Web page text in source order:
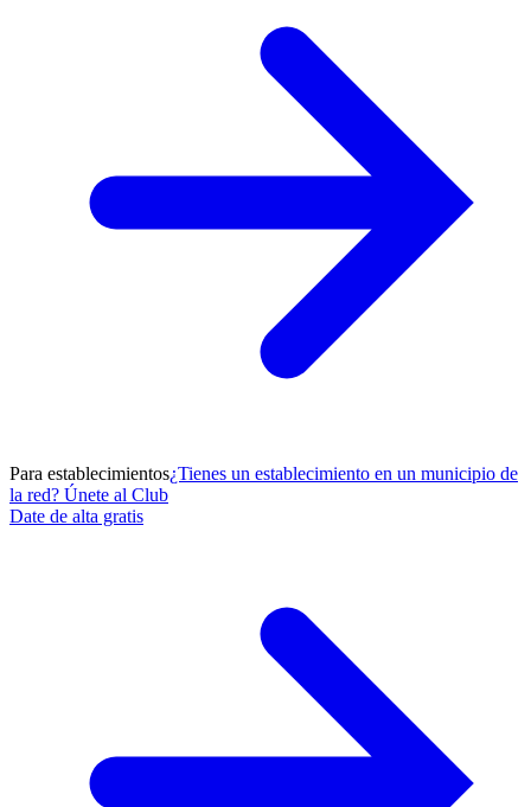
Para establecimientos¿Tienes un establecimiento en un municipio de
la red? Únete al Club
Date de alta gratis